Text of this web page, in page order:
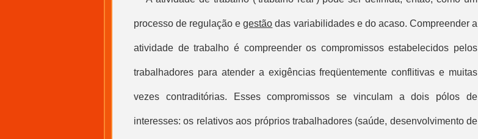
processo de regulação egestão das variabilidades e do acaso. Compreender a
atividade de trabalho é compreender os compromissos estabelecidos pelos
trabalhadores para atender a exigências freqüentemente conflitivas e muitas
vezes contraditórias. Esses compromissos se vinculam a dois pólos de
interesses: os relativos aos próprios trabalhadores (saúde, desenvolvimento de